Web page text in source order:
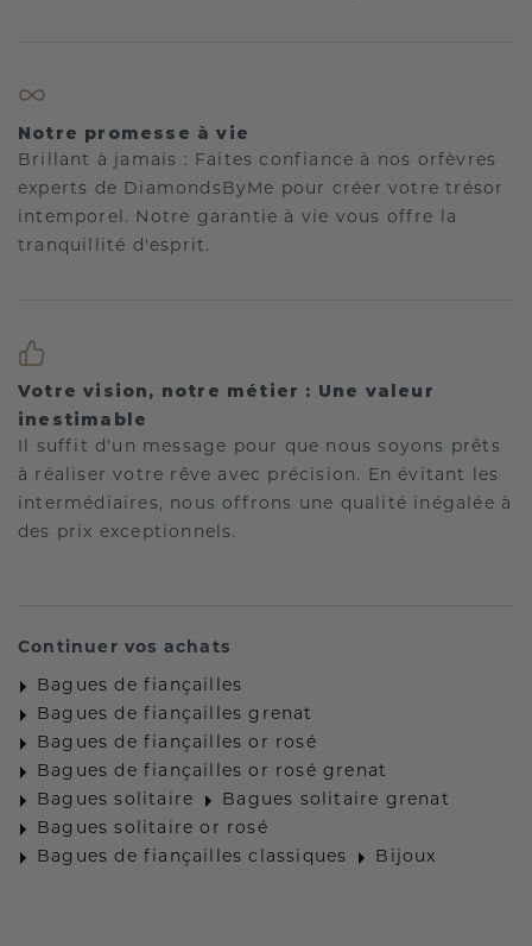
Notre promesse à vie
Brillant à jamais : Faites confiance à nos orfèvres
experts de DiamondsByMe pour créer votre trésor
intemporel. Notre garantie à vie vous offre la
tranquillité d'esprit.
Votre vision, notre métier : Une valeur
inestimable
Il suffit d'un message pour que nous soyons prêts
à réaliser votre rêve avec précision. En évitant les
intermédiaires, nous offrons une qualité inégalée à
des prix exceptionnels.
Continuer vos achats
Bagues de fiançailles
Bagues de fiançailles grenat
Bagues de fiançailles or rosé
Bagues de fiançailles or rosé grenat
Bagues solitaire
Bagues solitaire grenat
Bagues solitaire or rosé
Bagues de fiançailles classiques
Bijoux